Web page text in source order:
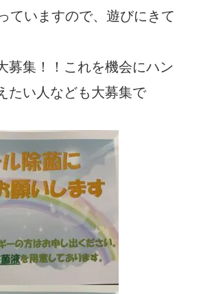
ていますので、遊びにきて
募集！！これを機会にハン
たい人なども大募集で